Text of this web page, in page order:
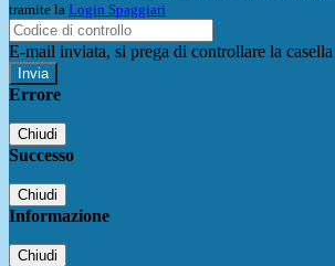
tramite la Login Spaggiari
E-mail inviata, si prega di controllare la
Errore
Chiudi
Successo
Chiudi
Informazione
Chiudi